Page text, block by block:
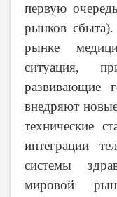
первую
рынков
рынке
ситуация,
развивающие
внедряют
технические
интеграции
системы
мировой